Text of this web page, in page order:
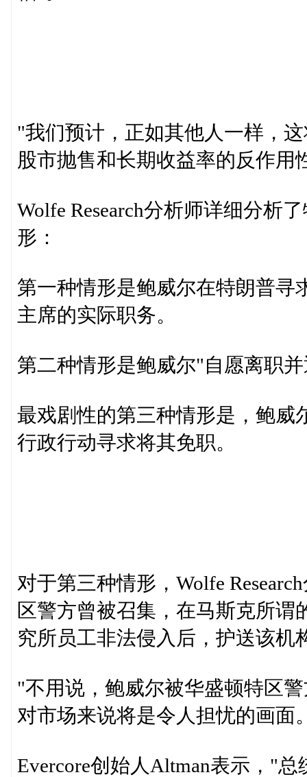
"我们预计，正如其他人一样，
股市抛售和长期收益率的反作用
Wolfe Research分析师详细分析
形：
第一种情形是鲍威尔在特朗普寻
主席的实际职务。
第二种情形是鲍威尔"自愿离职
最戏剧性的第三种情形是，鲍威
行政行动寻求将其免职。
对于第三种情形，Wolfe
区警方曾被召集，在马斯克所
究所员工非法侵入后，护送该机
"不用说，鲍威尔被华盛顿特区
对市场来说将是令人担忧的画面
Evercore创始人Altman表示，"